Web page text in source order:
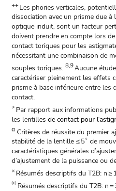
++Les phories verticales,
dissociation avec un prisme due à
optique induit, sont un facteur
doivent prendre en compte lors
contact toriques pour les
nécessitant une combinaison de
souples toriques. 8,9Aucune
caractériser pleinement les effets
prisme à base inférieure entre les
contact.
≠Par rapport aux informations
les lentilles de contact pour
α Critères de réussite du premier
stabilité de la lentille ≤ 5˚ de
caractéristiques générales
d’ajustement de la puissance ou
×Résumés descriptifs du T2B: n ≥
©Résumés descriptifs du T2B: n =